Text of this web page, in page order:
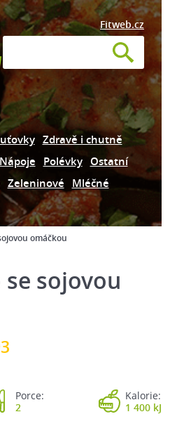
Fitweb.cz
Zdravě i chutně
Nápoje Polévky Ostatní
Zeleninové Mléčné
omáčkou
sojovou
Porce:
2
Kalorie:
1 400 kJ